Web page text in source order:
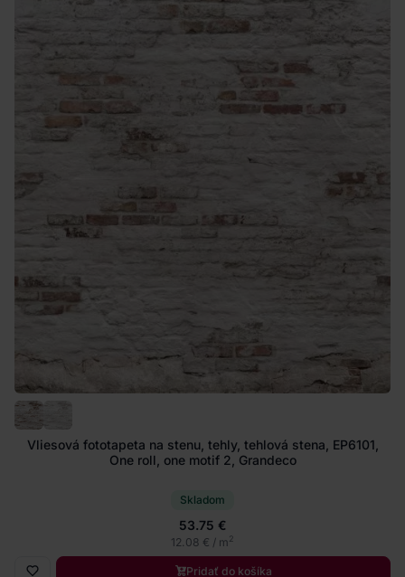
Vliesová fototapeta na stenu, tehly, tehlová stena, EP6101,
One roll, one motif 2, Grandeco
Skladom
53.75 €
12.08 € / m2
Pridať do košíka